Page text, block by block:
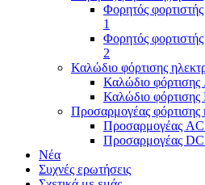
Φορητός
1
Φορητός
2
Καλώδιο φόρτισης
Καλώδιο φόρτισης
Καλώδιο φόρτισης
Προσαρμογέας φόρτισης
Προσαρμογέας
Προσαρμογέας
Νέα
Συχνές ερωτήσεις